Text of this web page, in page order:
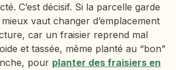
C’est décisif. Si la parcelle garde
vaut changer d’emplacement
car un fraisier reprend mal
et tassée, même planté au “bon”
pour planter des fraisiers en